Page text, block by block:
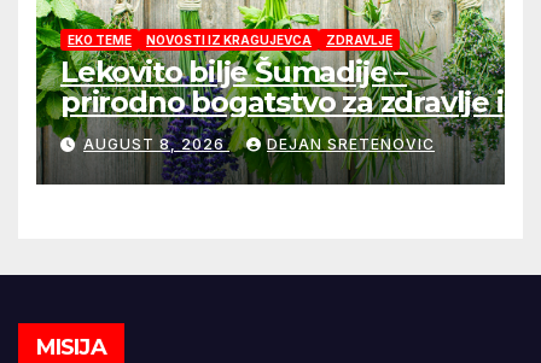
EKO TEME NOVOSTI IZ KRAGUJEVCA ZDRAVLJE
Lekovito bilje Šumadije –
prirodno bogatstvo za zdravlje i
domaće čajeve
AUGUST 8, 2026 DEJAN SRETENOVIC
MISIJA